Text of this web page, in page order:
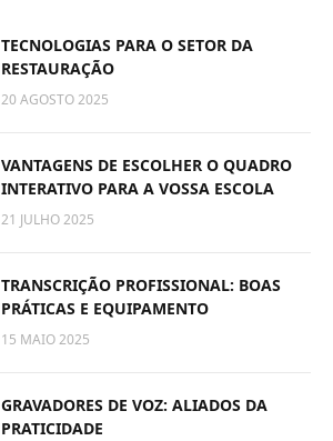
TECNOLOGIAS PARA O SETOR DA
RESTAURAÇÃO
20 AGOSTO 2025
VANTAGENS DE ESCOLHER O QUADRO
INTERATIVO PARA A VOSSA ESCOLA
21 JULHO 2025
TRANSCRIÇÃO PROFISSIONAL: BOAS
PRÁTICAS E EQUIPAMENTO
15 MAIO 2025
GRAVADORES DE VOZ: ALIADOS DA
PRATICIDADE